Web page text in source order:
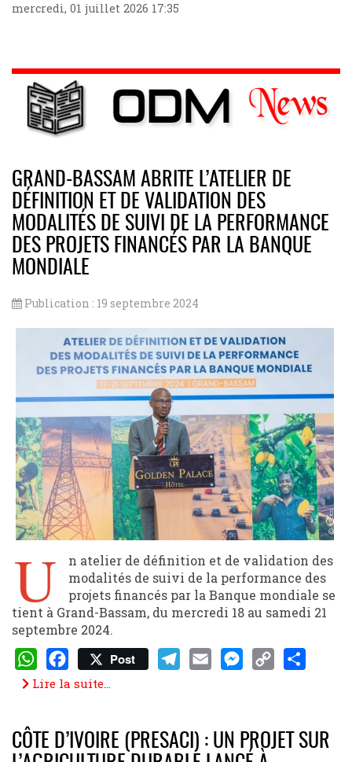
mercredi, 01 juillet 2026 17:35
GRAND-BASSAM ABRITE L’ATELIER DE
DÉFINITION ET DE VALIDATION DES
MODALITÉS DE SUIVI DE LA PERFORMANCE
DES PROJETS FINANCÉS PAR LA BANQUE
MONDIALE
Publication : 19 septembre 2024
U
n atelier de définition et de validation des
modalités de suivi de la performance des
projets financés par la Banque mondiale se
tient à Grand-Bassam, du mercredi 18 au samedi 21
septembre 2024.
WhatsApp
Facebook
Post
Lire la suite...
CÔTE D’IVOIRE (PRESACI) : UN PROJET SUR